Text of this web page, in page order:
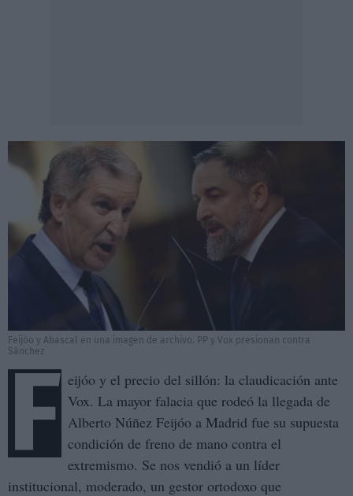
Feijóo y Abascal en una imagen de archivo. PP y Vox presionan contra
Sánchez
F eijóo y el precio del sillón: la claudicación ante
Vox. La mayor falacia que rodeó la llegada de
Alberto Núñez Feijóo a Madrid fue su supuesta
condición de freno de mano contra el
extremismo. Se nos vendió a un líder
institucional, moderado, un gestor ortodoxo que